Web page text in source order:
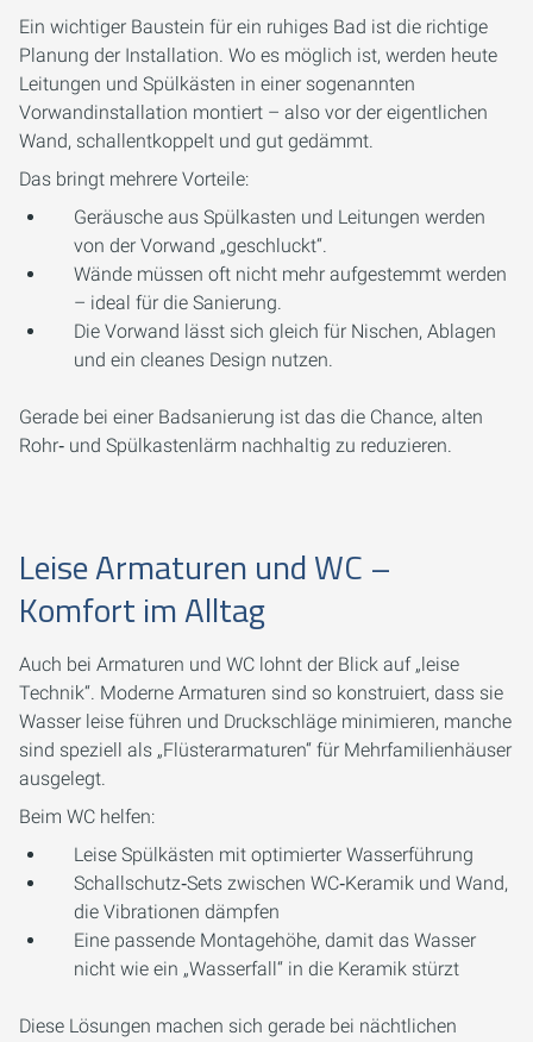
Ein wichtiger Baustein für ein ruhiges Bad ist die richtige
Planung der Installation. Wo es möglich ist, werden heute
Leitungen und Spülkästen in einer sogenannten
Vorwandinstallation montiert – also vor der eigentlichen
Wand, schallentkoppelt und gut gedämmt.
Das bringt mehrere Vorteile:
Geräusche aus Spülkasten und Leitungen werden
von der Vorwand „geschluckt“.
Wände müssen oft nicht mehr aufgestemmt werden
– ideal für die Sanierung.
Die Vorwand lässt sich gleich für Nischen, Ablagen
und ein cleanes Design nutzen.
Gerade bei einer Badsanierung ist das die Chance, alten
Rohr‑ und Spülkastenlärm nachhaltig zu reduzieren.
Leise Armaturen und WC –
Komfort im Alltag
Auch bei Armaturen und WC lohnt der Blick auf „leise
Technik“. Moderne Armaturen sind so konstruiert, dass sie
Wasser leise führen und Druckschläge minimieren, manche
sind speziell als „Flüsterarmaturen“ für Mehrfamilienhäuser
ausgelegt.
Beim WC helfen:
Leise Spülkästen mit optimierter Wasserführung
Schallschutz‑Sets zwischen WC‑Keramik und Wand,
die Vibrationen dämpfen
Eine passende Montagehöhe, damit das Wasser
nicht wie ein „Wasserfall“ in die Keramik stürzt
Diese Lösungen machen sich gerade bei nächtlichen